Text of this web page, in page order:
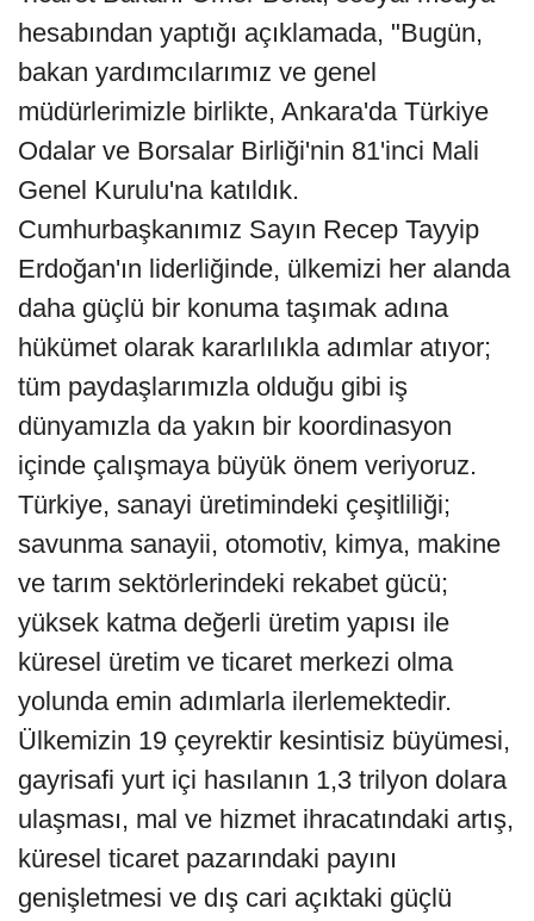
hesabından yaptığı açıklamada, "Bugün,
bakan yardımcılarımız ve genel
müdürlerimizle birlikte, Ankara'da Türkiye
Odalar ve Borsalar Birliği'nin 81'inci Mali
Genel Kurulu'na katıldık.
Cumhurbaşkanımız Sayın Recep Tayyip
Erdoğan'ın liderliğinde, ülkemizi her alanda
daha güçlü bir konuma taşımak adına
hükümet olarak kararlılıkla adımlar atıyor;
tüm paydaşlarımızla olduğu gibi iş
dünyamızla da yakın bir koordinasyon
içinde çalışmaya büyük önem veriyoruz.
Türkiye, sanayi üretimindeki çeşitliliği;
savunma sanayii, otomotiv, kimya, makine
ve tarım sektörlerindeki rekabet gücü;
yüksek katma değerli üretim yapısı ile
küresel üretim ve ticaret merkezi olma
yolunda emin adımlarla ilerlemektedir.
Ülkemizin 19 çeyrektir kesintisiz büyümesi,
gayrisafi yurt içi hasılanın 1,3 trilyon dolara
ulaşması, mal ve hizmet ihracatındaki artış,
küresel ticaret pazarındaki payını
genişletmesi ve dış cari açıktaki güçlü